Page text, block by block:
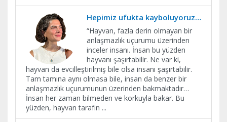
Hepimiz ufukta kayboluyoruz…
“Hayvan, fazla derin olmayan bir
anlaşmazlık uçurumu üzerinden
inceler insanı. İnsan bu yüzden
hayvanı şaşırtabilir. Ne var ki,
hayvan da evcilleştirilmiş bile olsa insanı şaşırtabilir.
Tam tamına aynı olmasa bile, insan da benzer bir
anlaşmazlık uçurumunun üzerinden bakmaktadır…
İnsan her zaman bilmeden ve korkuyla bakar. Bu
yüzden, hayvan tarafın ...